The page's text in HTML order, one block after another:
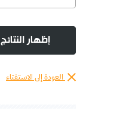
إظهار النتائج
العودة إلى الاستفتاء